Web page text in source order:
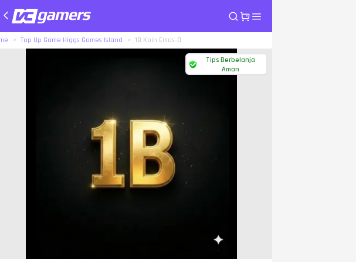
Top Up Game Higgs Games Island 1B Koin Emas-D
Tips Berbelanja
Aman